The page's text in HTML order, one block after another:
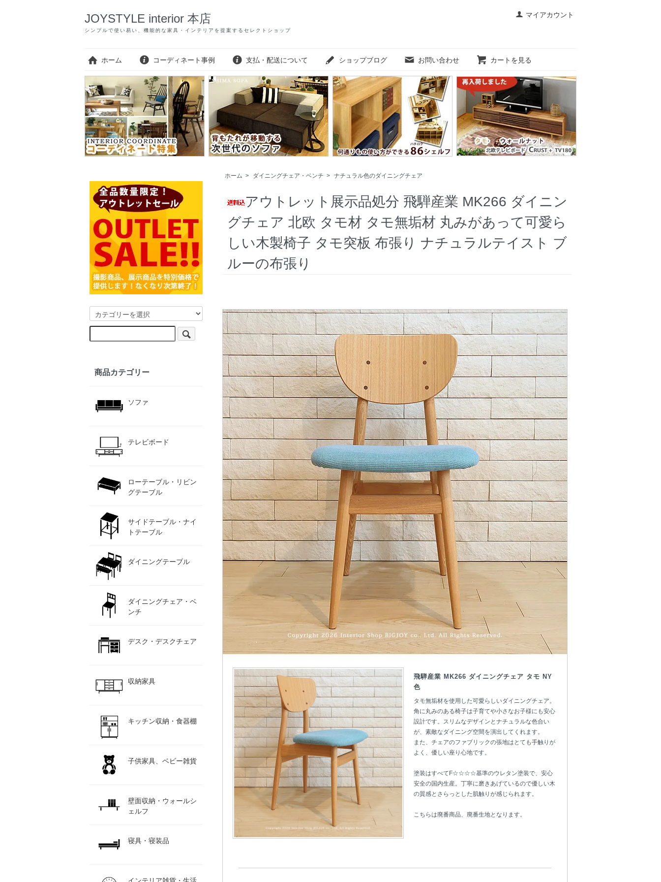
マイアカウント
JOYSTYLE interior 本店
シンプルで使い易い、機能的な家具・インテリアを提案するセレクトショップ
ホーム コーディネート事例 支払・配送について ショップブログ お問い合わせ カートを見る
ホーム > ダイニングチェア・ベンチ > ナチュラル色のダイニングチェア
アウトレット展示品処分 飛騨産業 MK266 ダイニン
グチェア 北欧 タモ材 タモ無垢材 丸みがあって可愛ら
しい木製椅子 タモ突板 布張り ナチュラルテイスト ブ
ルーの布張り
飛騨産業 MK266 ダイニングチェア タモ NY
色
タモ無垢材を使用した可愛らしいダイニングチェア。
角に丸みのある椅子は子育てや小さなお子様にも安心
設計です。スリムなデザインとナチュラルな色合い
が、素敵なダイニング空間を演出してくれます。
また、チェアのファブリックの張地はとても手触りが
よく、優しい座り心地です。
塗装はすべてF☆☆☆☆基準のウレタン塗装で、安心
安全の国内生産。丁寧に磨きあげているので優しい木
の質感とさらっとした肌触りが感じられます。
こちらは廃番商品、廃番生地となります。
商品カテゴリー
ソファ
テレビボード
ローテーブル・リビン
グテーブル
サイドテーブル・ナイ
トテーブル
ダイニングテーブル
ダイニングチェア・ベ
ンチ
デスク・デスクチェア
収納家具
キッチン収納・食器棚
子供家具、ベビー雑貨
壁面収納・ウォールシ
ェルフ
寝具・寝装品